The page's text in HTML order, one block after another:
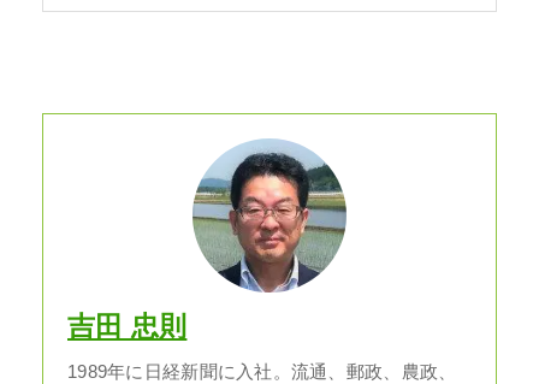
吉田 忠則
1989年に日経新聞に入社。流通、郵政、農政、